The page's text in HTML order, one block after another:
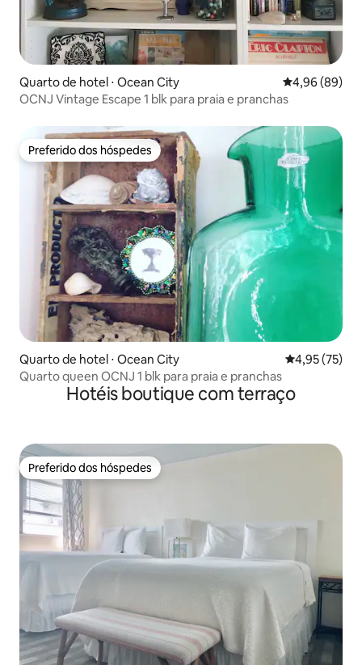
Quarto de hotel ⋅ Ocean City 4,96 de uma
4,96 (89)
OCNJ Vintage Escape 1 blk para praia e pranchas
Preferido dos hóspedes
Preferido dos hóspedes
Quarto de hotel ⋅ Ocean City 4,95 de uma
4,95 (75)
Quarto queen OCNJ 1 blk para praia e pranchas
Hotéis boutique com terraço
Preferido dos hóspedes
Preferido dos hóspedes